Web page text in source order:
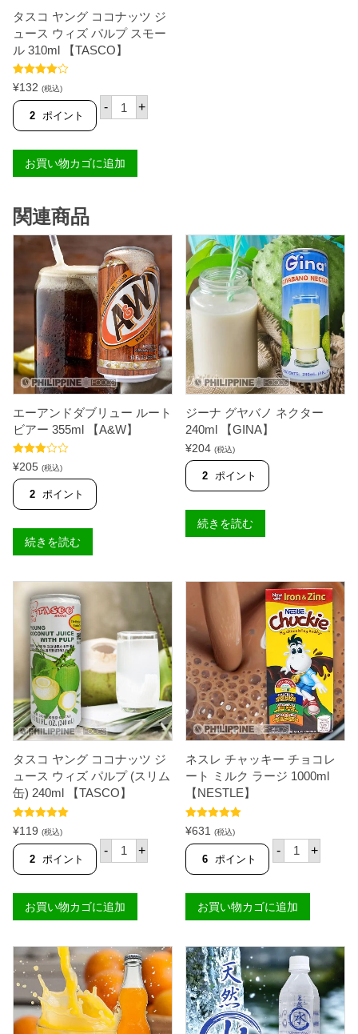
ー
ジ
5
0
l
【
T
C
O
タスコ ヤング ココナッツ ジ
ュース ウィズ パルプ スモー
ル 310ml 【TASCO】
5段階中
4.72の評価
¥132 (税込)
2 ポイント
- タ
ス
ン
グ
コ
ュ
ー
ス
ウ
ィ
ズ
パ
ル
プ
ス
モ
ー
3
1
+
お買い物カゴに追加
関連商品
エーアンドダブリュー ルート
ビアー 355ml 【A&W】
5段階中
3.50 の
評価
¥205 (税込)
2 ポイント
続きを読む
ジーナ グヤバノ ネクター
240ml 【GINA】
¥204 (税込)
2 ポイント
続きを読む
タスコ ヤング ココナッツ ジ
ュース ウィズ パルプ (スリム
缶) 240ml 【TASCO】
5段階中5.00
の評価
¥119 (税込)
2 ポイント
- タ
ス
ン
グ
コ
ナ
ッ
ツ
ジ
ュ
ー
ス
+
お買い物カゴに追加
ネスレ チャッキー チョコレ
ート ミルク ラージ 1000ml
【NESTLE】
5段階中5.00
の評価
¥631 (税込)
6 ポイント
- ネ
ス
ャ
ッ
キ
チ
ョ
コ
レ
ー
ト
ミ
+
お買い物カゴに追加